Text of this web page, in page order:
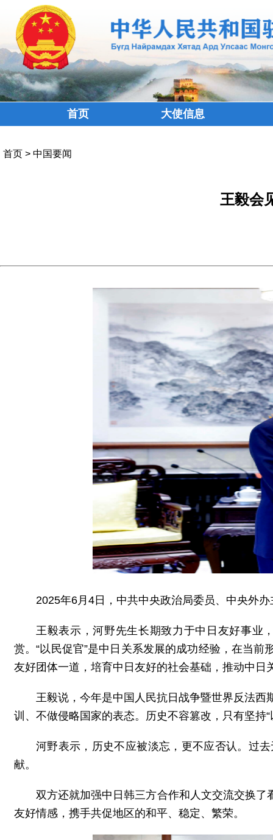
首页 大使信息
首页 > 中国要闻
王毅会
2025年6月4日，中共中央政治局委员、中央外
王毅表示，河野先生长期致力于中日友好事业
赏。“以民促官”是中日关系发展的成功经验，在当
友好团体一道，培育中日友好的社会基础，推动中日
王毅说，今年是中国人民抗日战争暨世界反法
训、不做侵略国家的表态。历史不容篡改，只有坚持
河野表示，历史不应被淡忘，更不应否认。过
献。
双方还就加强中日韩三方合作和人文交流交换
友好情感，携手共促地区的和平、稳定、繁荣。